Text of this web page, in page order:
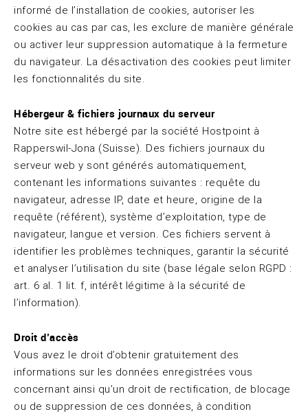
informé de l’installation de cookies, autoriser les
cookies au cas par cas, les exclure de manière générale
ou activer leur suppression automatique à la fermeture
du navigateur. La désactivation des cookies peut limiter
les fonctionnalités du site.
Hébergeur & fichiers journaux du serveur
Notre site est hébergé par la société Hostpoint à
Rapperswil-Jona (Suisse). Des fichiers journaux du
serveur web y sont générés automatiquement,
contenant les informations suivantes : requête du
navigateur, adresse IP, date et heure, origine de la
requête (référent), système d’exploitation, type de
navigateur, langue et version. Ces fichiers servent à
identifier les problèmes techniques, garantir la sécurité
et analyser l’utilisation du site (base légale selon RGPD :
art. 6 al. 1 lit. f, intérêt légitime à la sécurité de
l’information).
Droit d’accès
Vous avez le droit d’obtenir gratuitement des
informations sur les données enregistrées vous
concernant ainsi qu’un droit de rectification, de blocage
ou de suppression de ces données, à condition